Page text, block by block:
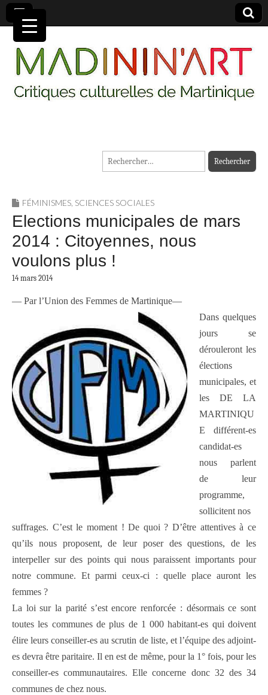
MADININ'ART
Rechercher :
FÉMINISMES, SCIENCES SOCIALES
Elections municipales de mars
2014 : Citoyennes, nous
voulons plus !
14 mars 2014
— Par l’Union des Femmes de Martinique—
Dans quelques
jours se
dérouleront les
élections
municipales, et
les DE LA
MARTINIQU
E différent-es
candidat-es
nous parlent
de leur
programme,
sollicitent nos
suffrages. C’est le moment ! De quoi ? D’être attentives à ce
qu’ils nous proposent, de leur poser des questions, de les
interpeller sur des points qui nous paraissent importants pour
notre commune. Et parmi ceux-ci : quelle place auront les
femmes ?
La loi sur la parité s’est encore renforcée : désormais ce sont
toutes les communes de plus de 1 000 habitant-es qui doivent
élire leurs conseiller-es au scrutin de liste, et l’équipe des adjoint­
es devra être paritaire. Il en est de même, pour la 1° fois, pour les
conseiller-es communautaires. Elle concerne donc 32 des 34
communes de chez nous.